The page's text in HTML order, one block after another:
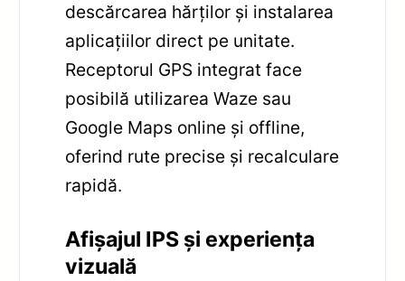
descărcarea hărților și instalarea
aplicațiilor direct pe unitate.
Receptorul GPS integrat face
posibilă utilizarea Waze sau
Google Maps online și offline,
oferind rute precise și recalculare
rapidă.
Afișajul IPS și experiența
vizuală